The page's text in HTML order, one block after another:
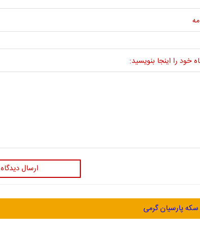
خود را اینجا بنویسید:
ارسال دیدگاه
پارسیان گرمی